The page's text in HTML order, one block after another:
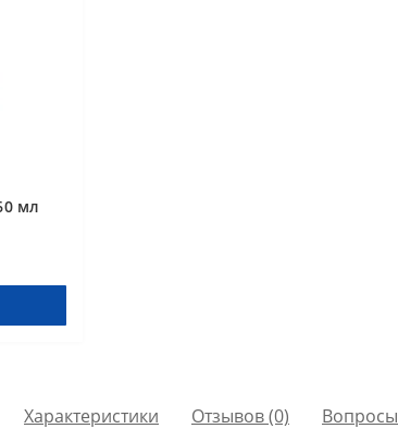
мл
Характеристики Отзывов (0) Вопросы